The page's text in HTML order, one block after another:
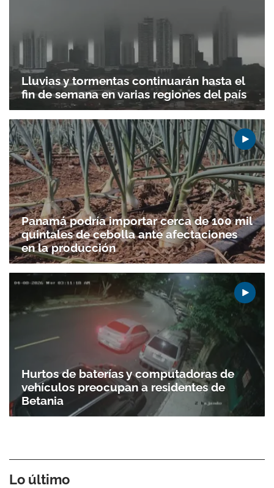
Lluvias y tormentas continuarán hasta el
fin de semana en varias regiones del país
Panamá podría importar cerca de 100 mil
quintales de cebolla ante afectaciones
en la producción
Hurtos de baterías y computadoras de
vehículos preocupan a residentes de
Betania
Lo último